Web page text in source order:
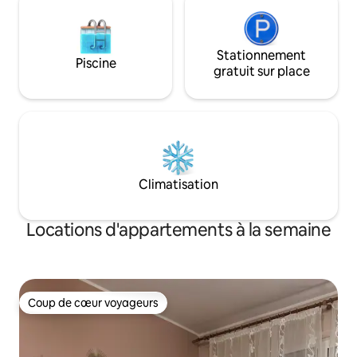
Piscine
Stationnement
gratuit sur place
Climatisation
Locations d'appartements à la semaine
Coup de cœur voyageurs
Coup de cœur voyageurs